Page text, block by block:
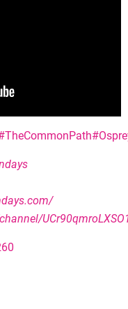
TheCommonPath#